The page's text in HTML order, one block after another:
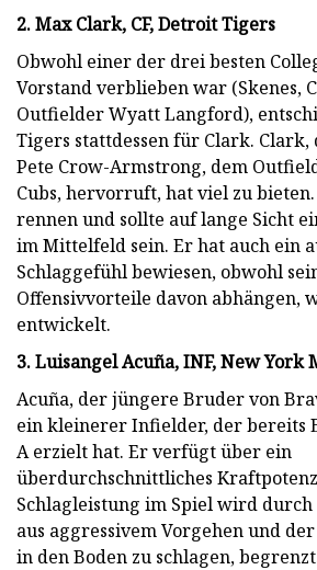
2. Max Clark, CF, Detroit Tigers
Obwohl einer der drei besten
Vorstand verblieben war (Skenes,
Outfielder Wyatt Langford),
Tigers stattdessen für Clark.
Pete Crow-Armstrong, dem
Cubs, hervorruft, hat viel zu
rennen und sollte auf lange Sicht
im Mittelfeld sein. Er hat auch ein
Schlaggefühl bewiesen, obwohl
Offensivvorteile davon abhängen,
entwickelt.
3. Luisangel Acuña, INF, New York
Acuña, der jüngere Bruder von
ein kleinerer Infielder, der bereits
A erzielt hat. Er verfügt über ein
überdurchschnittliches
Schlagleistung im Spiel wird
aus aggressivem Vorgehen und
in den Boden zu schlagen,